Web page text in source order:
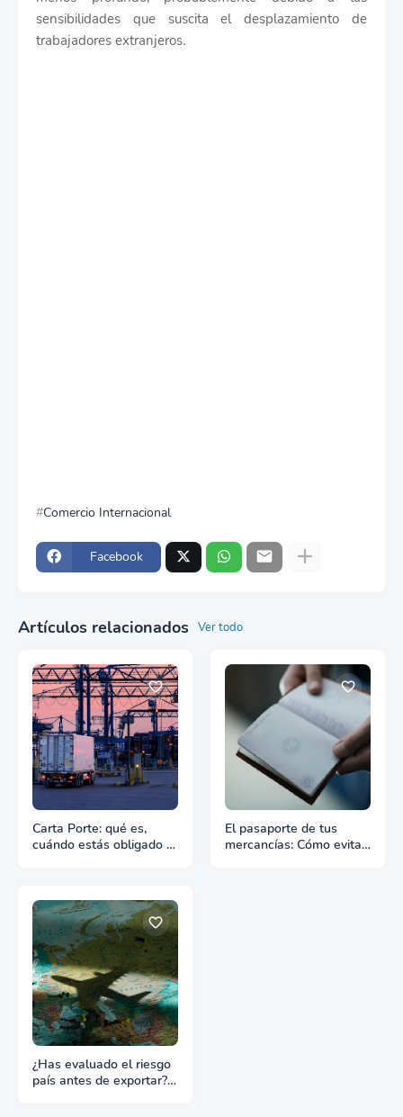
sensibilidades que suscita el desplazamiento de
trabajadores extranjeros.
Comercio Internacional
Facebook
Artículos relacionados Ver todo
Carta Porte: qué es,
cuándo estás obligado y
El pasaporte de tus
mercancías: Cómo evitar
¿Has evaluado el riesgo
país antes de exportar?